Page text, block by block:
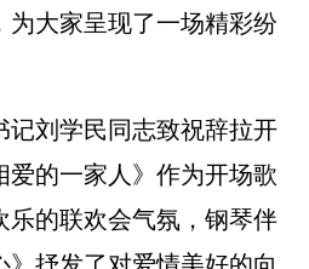
为大家呈现了一场精彩纷
记刘学民同志致祝辞拉开
爱的一家人》作为开场歌
乐的联欢会气氛，钢琴伴